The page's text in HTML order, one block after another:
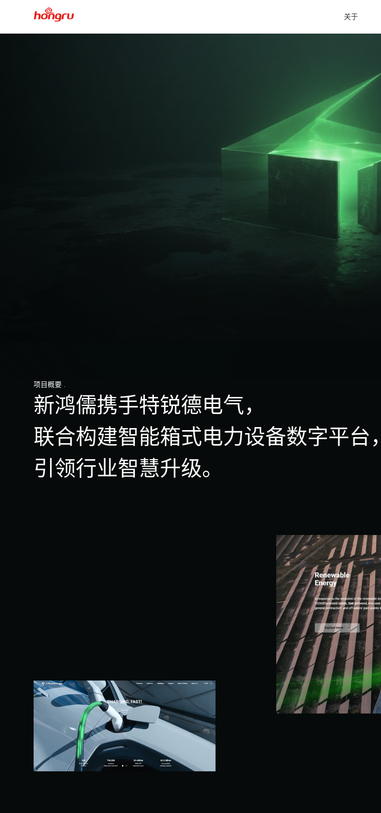
关于
项目概要 .
新鸿儒携手特锐德电气，
联合构建智能箱式电力设备数字平台，
引领行业智慧升级。